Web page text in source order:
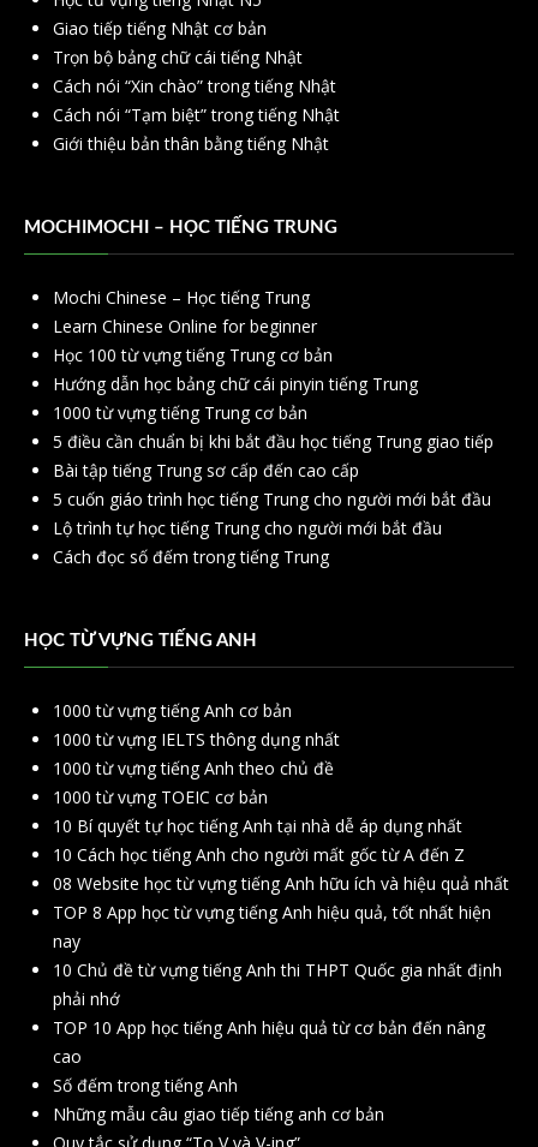
Giao tiếp tiếng Nhật cơ bản
Trọn bộ bảng chữ cái tiếng Nhật
Cách nói “Xin chào” trong tiếng Nhật
Cách nói “Tạm biệt” trong tiếng Nhật
Giới thiệu bản thân bằng tiếng Nhật
MOCHIMOCHI – HỌC TIẾNG TRUNG
Mochi Chinese – Học tiếng Trung
Learn Chinese Online for beginner
Học 100 từ vựng tiếng Trung cơ bản
Hướng dẫn học bảng chữ cái pinyin tiếng Trung
1000 từ vựng tiếng Trung cơ bản
5 điều cần chuẩn bị khi bắt đầu học tiếng Trung giao tiếp
Bài tập tiếng Trung sơ cấp đến cao cấp
5 cuốn giáo trình học tiếng Trung cho người mới bắt đầu
Lộ trình tự học tiếng Trung cho người mới bắt đầu
Cách đọc số đếm trong tiếng Trung
HỌC TỪ VỰNG TIẾNG ANH
1000 từ vựng tiếng Anh cơ bản
1000 từ vựng IELTS thông dụng nhất
1000 từ vựng tiếng Anh theo chủ đề
1000 từ vựng TOEIC cơ bản
10 Bí quyết tự học tiếng Anh tại nhà dễ áp dụng nhất
10 Cách học tiếng Anh cho người mất gốc từ A đến Z
08 Website học từ vựng tiếng Anh hữu ích và hiệu quả nhất
TOP 8 App học từ vựng tiếng Anh hiệu quả, tốt nhất hiện
nay
10 Chủ đề từ vựng tiếng Anh thi THPT Quốc gia nhất định
phải nhớ
TOP 10 App học tiếng Anh hiệu quả từ cơ bản đến nâng
cao
Số đếm trong tiếng Anh
Những mẫu câu giao tiếp tiếng anh cơ bản